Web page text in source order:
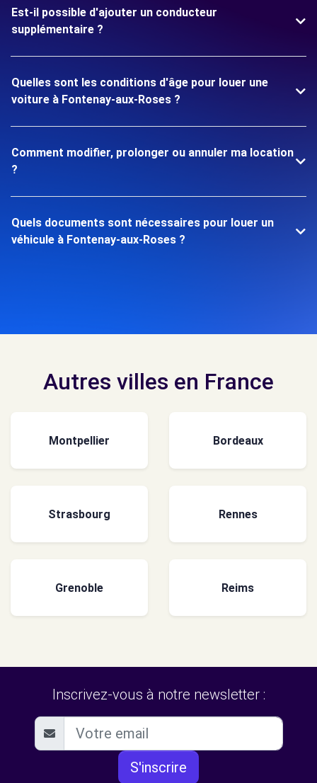
Est-il possible d'ajouter un conducteur
supplémentaire ?
Quelles sont les conditions d'âge pour louer une
voiture à Fontenay-aux-Roses ?
Comment modifier, prolonger ou annuler ma location
?
Quels documents sont nécessaires pour louer un
véhicule à Fontenay-aux-Roses ?
Autres villes en France
Montpellier Bordeaux
Strasbourg Rennes
Grenoble Reims
Inscrivez-vous à notre newsletter :
S'inscrire